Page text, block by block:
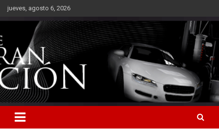
Saltarjueves, agosto 6, 2026